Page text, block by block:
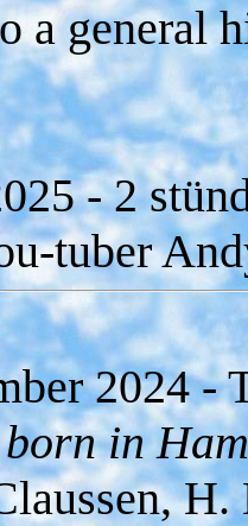
a general
- 2
tuber
2024 -
in
H.